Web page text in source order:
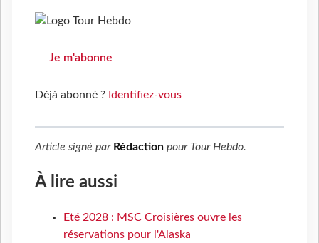
Je m'abonne
Déjà abonné ? Identifiez-vous
Article signé par Rédaction pour Tour Hebdo.
À lire aussi
Eté 2028 : MSC Croisières ouvre les
réservations pour l'Alaska